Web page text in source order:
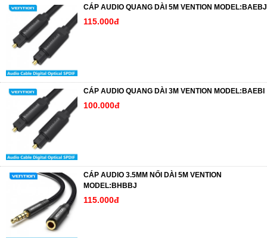
CÁP AUDIO QUANG DÀI 5M VENTION MODEL:BAEBJ
115.000đ
CÁP AUDIO QUANG DÀI 3M VENTION MODEL:BAEBI
100.000đ
CÁP AUDIO 3.5MM NỐI DÀI 5M VENTION
MODEL:BHBBJ
115.000đ